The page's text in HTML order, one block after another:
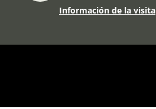
Información de la visita